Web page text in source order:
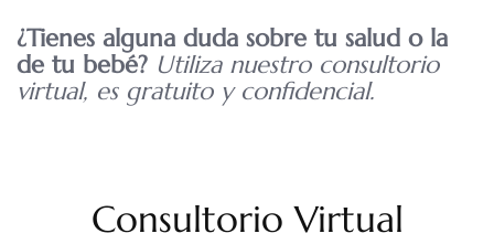
¿Tienes alguna duda sobre tu salud o la
de tu bebé? Utiliza nuestro consultorio
virtual, es gratuito y confidencial.
Consultorio Virtual